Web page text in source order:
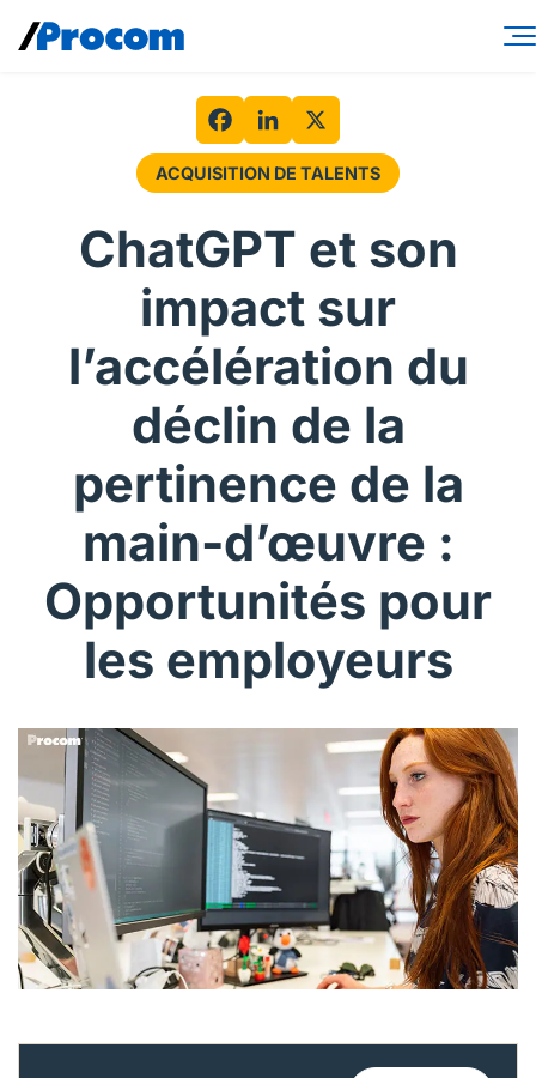
Solutions de main-d’œuvre
Connexion contractuel
Connexion client
Français (Canada)
Nous joindre
Postes à pourvoir
FacebookLinkedIn X
ACQUISITION DE TALENTS
ChatGPT et son
impact sur
l’accélération du
déclin de la
pertinence de la
main-d’œuvre :
Opportunités pour
les employeurs